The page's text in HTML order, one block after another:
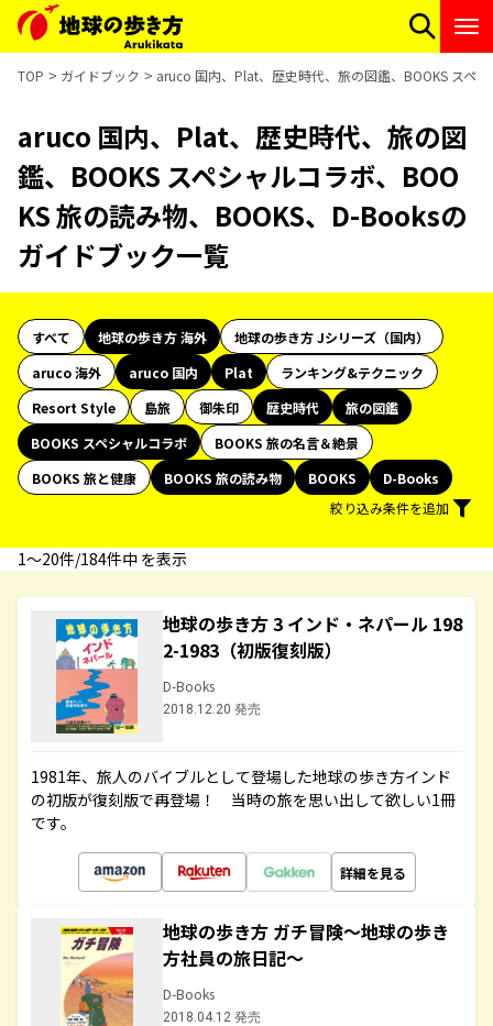
TOP ガイドブック aruco 国内、Plat、歴史時代、旅の図鑑、BOOKS スペ
aruco 国内、Plat、歴史時代、旅の図
鑑、BOOKS スペシャルコラボ、BOO
KS 旅の読み物、BOOKS、D-Booksの
ガイドブック一覧
すべて 地球の歩き方 海外
地球の歩き方 Jシリーズ（国内）
aruco 海外
aruco 国内 Plat
ランキング&テクニック
Resort Style
島旅 御朱印 歴史時代
旅の図鑑
BOOKS スペシャルコラボ
BOOKS 旅の名言＆絶景
BOOKS 旅と健康
BOOKS 旅の読み物 BOOKS
D-Books
絞り込み条件を追加
1〜20件/184件中 を表示
地球の歩き方 3 インド・ネパール 198
2-1983（初版復刻版）
D-Books
2018.12.20 発売
1981年、旅人のバイブルとして登場した地球の歩き方インド
の初版が復刻版で再登場！ 当時の旅を思い出して欲しい1冊
です。
詳細を見る
地球の歩き方 ガチ冒険～地球の歩き
方社員の旅日記～
D-Books
2018.04.12 発売